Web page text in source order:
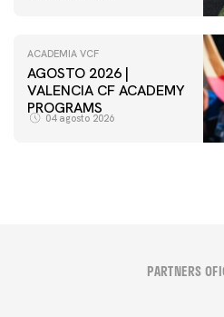
ACADEMIA VCF
AGOSTO 2026 |
VALENCIA CF ACADEMY
PROGRAMS
04 agosto 2026
PARTNERS